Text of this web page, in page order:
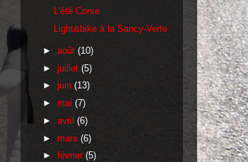
L'été Corse
Light&bike à la Sancy-Verte
► août (10)
► juillet (5)
► juin (13)
► mai (7)
► avril (6)
► mars (6)
► février (5)